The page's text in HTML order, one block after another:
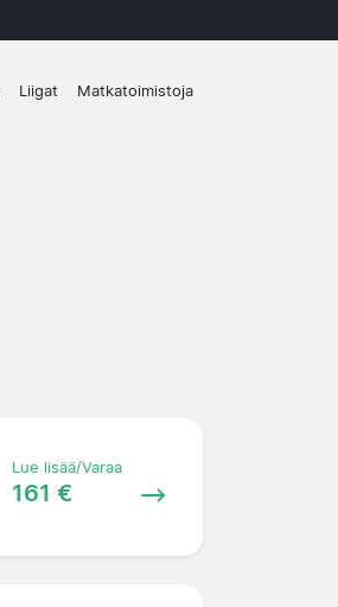
Liigat Matkatoimistoja
Lue lisää/Varaa
161 €